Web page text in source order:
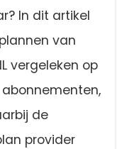
In dit artikel
van
vergeleken op
de
provider